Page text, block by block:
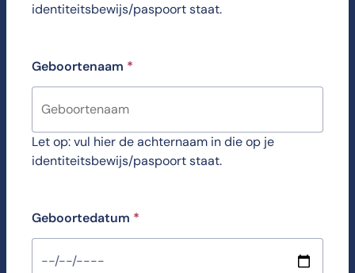
identiteitsbewijs/paspoort staat.
Geboortenaam *
Let op: vul hier de achternaam in die op je
identiteitsbewijs/paspoort staat.
Geboortedatum *